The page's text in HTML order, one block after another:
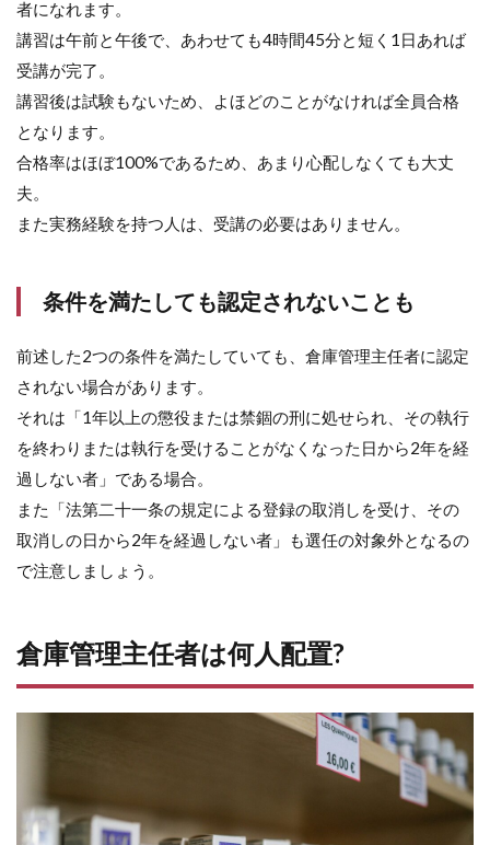
者になれます。
講習は午前と午後で、あわせても4時間45分と短く1日あれば
受講が完了。
講習後は試験もないため、よほどのことがなければ全員合格
となります。
合格率はほぼ100%であるため、あまり心配しなくても大丈
夫。
また実務経験を持つ人は、受講の必要はありません。
条件を満たしても認定されないことも
前述した2つの条件を満たしていても、倉庫管理主任者に認定
されない場合があります。
それは「1年以上の懲役または禁錮の刑に処せられ、その執行
を終わりまたは執行を受けることがなくなった日から2年を経
過しない者」である場合。
また「法第二十一条の規定による登録の取消しを受け、その
取消しの日から2年を経過しない者」も選任の対象外となるの
で注意しましょう。
倉庫管理主任者は何人配置?